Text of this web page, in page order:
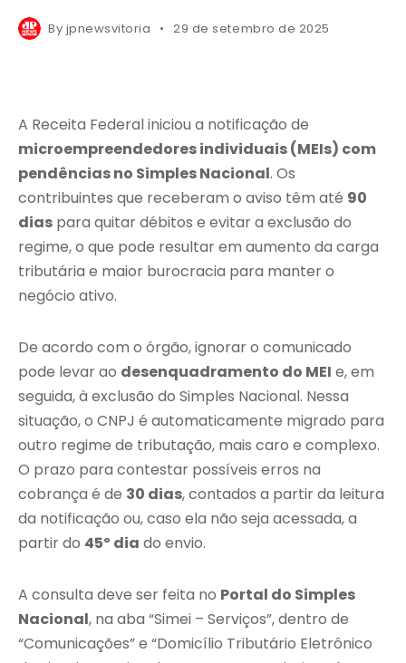
By jpnewsvitoria 29 de setembro de 2025
A Receita Federal iniciou a notificação de
microempreendedores individuais (MEIs) com
pendências no Simples Nacional. Os
contribuintes que receberam o aviso têm até 90
dias para quitar débitos e evitar a exclusão do
regime, o que pode resultar em aumento da carga
tributária e maior burocracia para manter o
negócio ativo.
De acordo com o órgão, ignorar o comunicado
pode levar ao desenquadramento do MEI e, em
seguida, à exclusão do Simples Nacional. Nessa
situação, o CNPJ é automaticamente migrado para
outro regime de tributação, mais caro e complexo.
O prazo para contestar possíveis erros na
cobrança é de 30 dias, contados a partir da leitura
da notificação ou, caso ela não seja acessada, a
partir do 45º dia do envio.
A consulta deve ser feita no Portal do Simples
Nacional, na aba “Simei – Serviços”, dentro de
“Comunicações” e “Domicílio Tributário Eletrônico